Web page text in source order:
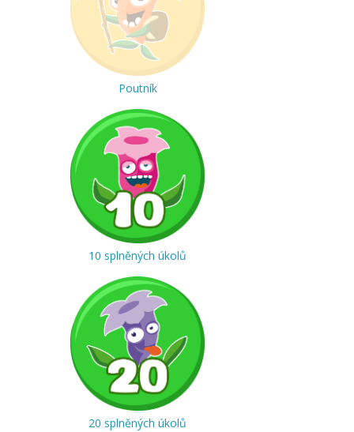
Poutník
10 splněných úkolů
20 splněných úkolů